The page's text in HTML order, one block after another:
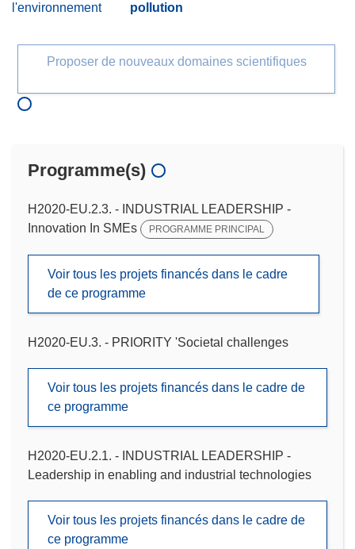
l'environnement
pollution
Proposer de nouveaux domaines scientifiques
Programme(s)
H2020-EU.2.3. - INDUSTRIAL LEADERSHIP -
Innovation In SMEs
PROGRAMME PRINCIPAL
Voir tous les projets financés dans le cadre
de ce programme
H2020-EU.3. - PRIORITY 'Societal challenges
Voir tous les projets financés dans le cadre de
ce programme
H2020-EU.2.1. - INDUSTRIAL LEADERSHIP -
Leadership in enabling and industrial technologies
Voir tous les projets financés dans le cadre de
ce programme